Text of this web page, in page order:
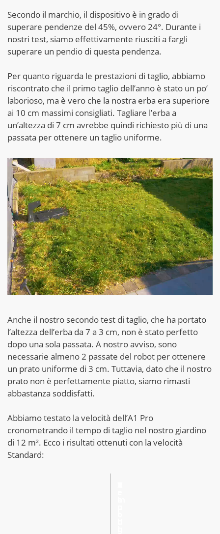
Secondo il marchio, il dispositivo è in grado di
superare pendenze del 45%, ovvero 24°. Durante i
nostri test, siamo effettivamente riusciti a fargli
superare un pendio di questa pendenza.
Per quanto riguarda le prestazioni di taglio, abbiamo
riscontrato che il primo taglio dell’anno è stato un po’
laborioso, ma è vero che la nostra erba era superiore
ai 10 cm massimi consigliati. Tagliare l’erba a
un’altezza di 7 cm avrebbe quindi richiesto più di una
passata per ottenere un taglio uniforme.
Anche il nostro secondo test di taglio, che ha portato
l’altezza dell’erba da 7 a 3 cm, non è stato perfetto
dopo una sola passata. A nostro avviso, sono
necessarie almeno 2 passate del robot per ottenere
un prato uniforme di 3 cm. Tuttavia, dato che il nostro
prato non è perfettamente piatto, siamo rimasti
abbastanza soddisfatti.
Abbiamo testato la velocità dell’A1 Pro
cronometrando il tempo di taglio nel nostro giardino
di 12 m². Ecco i risultati ottenuti con la velocità
Standard: